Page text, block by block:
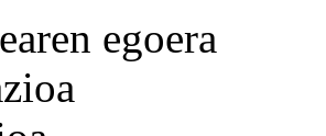
egoera